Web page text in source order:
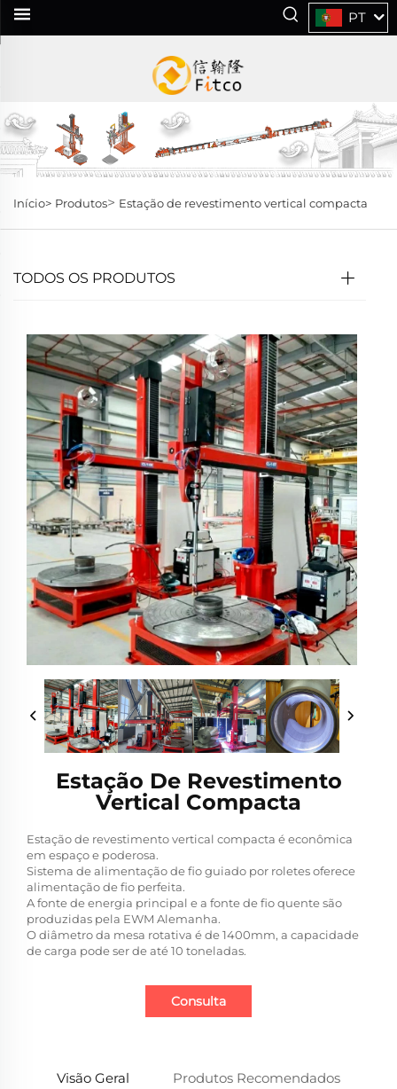
PT
Início> Produtos> Estação de revestimento vertical compacta
TODOS OS PRODUTOS
Estação De Revestimento
Vertical Compacta
Estação de revestimento vertical compacta é econômica
em espaço e poderosa.
Sistema de alimentação de fio guiado por roletes oferece
alimentação de fio perfeita.
A fonte de energia principal e a fonte de fio quente são
produzidas pela EWM Alemanha.
O diâmetro da mesa rotativa é de 1400mm, a capacidade
de carga pode ser de até 10 toneladas.
Consulta
Visão Geral Produtos Recomendados